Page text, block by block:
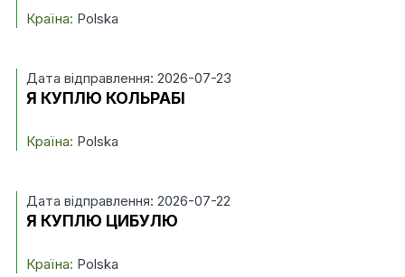
Країна: Polska
Дата відправлення: 2026-07-23
Я КУПЛЮ КОЛЬРАБІ
Країна: Polska
Дата відправлення: 2026-07-22
Я КУПЛЮ ЦИБУЛЮ
Країна: Polska